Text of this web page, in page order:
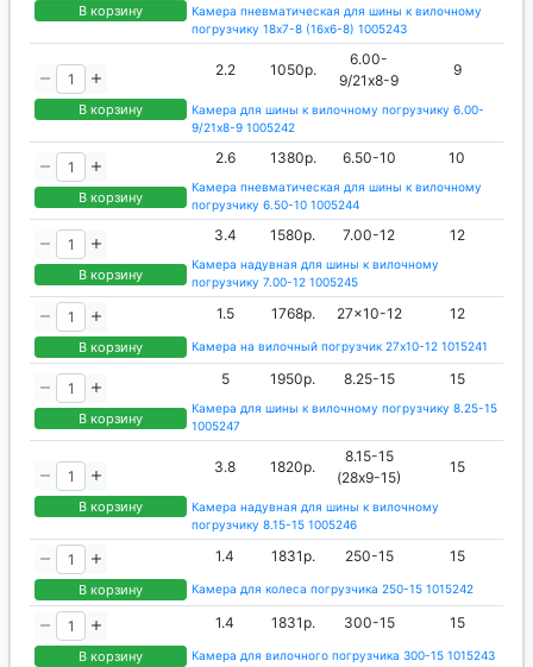
В корзину
Камера пневматическая для шины к вилочному
погрузчику 18х7-8 (16х6-8) 1005243
В корзину
2.2 1050р.
6.00-
9/21х8-9
9
Камера для шины к вилочному погрузчику 6.00-
9/21х8-9 1005242
В корзину
2.6 1380р. 6.50-10 10
Камера пневматическая для шины к вилочному
погрузчику 6.50-10 1005244
В корзину
3.4 1580р. 7.00-12 12
Камера надувная для шины к вилочному
погрузчику 7.00-12 1005245
В корзину
1.5 1768р. 27x10-12 12
Камера на вилочный погрузчик 27x10-12 1015241
В корзину
5 1950р. 8.25-15 15
Камера для шины к вилочному погрузчику 8.25-15
1005247
В корзину
3.8 1820р.
8.15-15
(28х9-15)
15
Камера надувная для шины к вилочному
погрузчику 8.15-15 1005246
В корзину
1.4 1831р. 250-15 15
Камера для колеса погрузчика 250-15 1015242
В корзину
1.4 1831р. 300-15 15
Камера для вилочного погрузчика 300-15 1015243